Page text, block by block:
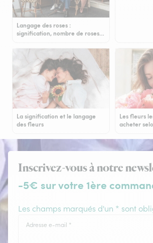
Langage des roses :
signification, nombre de roses…
La signification et le langage
des fleurs
Les fleurs
acheter
Inscrivez-vous à notre
-5€ sur votre 1ère
Les champs marqués d'un * sont
Adresse e-mail *